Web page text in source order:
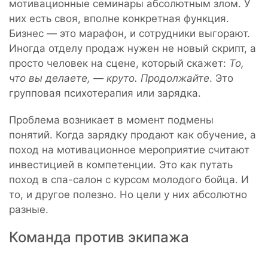
мотивационные семинары абсолютным злом. У
них есть своя, вполне конкретная функция.
Бизнес — это марафон, и сотрудники выгорают.
Иногда отделу продаж нужен не новый скрипт, а
просто человек на сцене, который скажет: То,
что вы делаете, — круто. Продолжайте. Это
групповая психотерапия или зарядка.
Проблема возникает в момент подмены
понятий. Когда зарядку продают как обучение, а
поход на мотивационное мероприятие считают
инвестицией в компетенции. Это как путать
поход в спа-салон с курсом молодого бойца. И
то, и другое полезно. Но цели у них абсолютно
разные.
Команда против экипажа